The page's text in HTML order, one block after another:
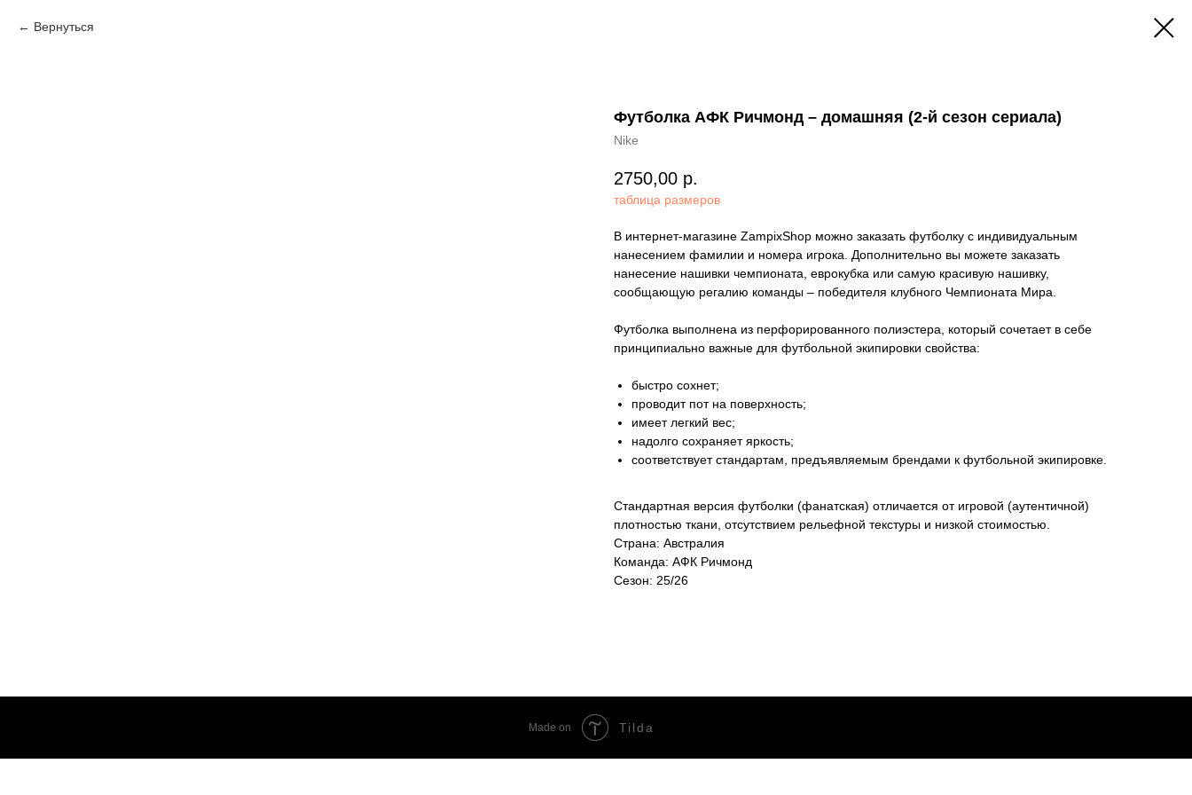
Вернуться
Футболка АФК Ричмонд – домашняя (2-й сезон сериала)
Nike
2750,00 р.
таблица размеров
В интернет-магазине ZampixShop можно заказать футболку с индивидуальным
нанесением фамилии и номера игрока. Дополнительно вы можете заказать
нанесение нашивки чемпионата, еврокубка или самую красивую нашивку,
сообщающую регалию команды – победителя клубного Чемпионата Мира.
Футболка выполнена из перфорированного полиэстера, который сочетает в себе
принципиально важные для футбольной экипировки свойства:
быстро сохнет;
проводит пот на поверхность;
имеет легкий вес;
надолго сохраняет яркость;
соответствует стандартам, предъявляемым брендами к футбольной экипировке.
Стандартная версия футболки (фанатская) отличается от игровой (аутентичной)
плотностью ткани, отсутствием рельефной текстуры и низкой стоимостью.
Страна: Австралия
Команда: АФК Ричмонд
Сезон: 25/26
Made on Tilda